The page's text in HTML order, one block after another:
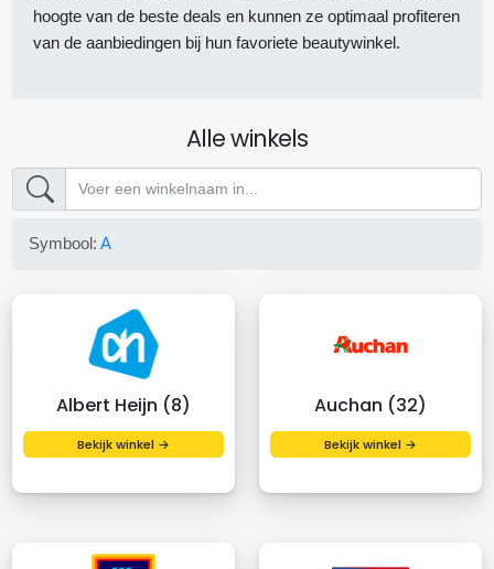
hoogte van de beste deals en kunnen ze optimaal profiteren
van de aanbiedingen bij hun favoriete beautywinkel.
Alle winkels
Symbool:A
Albert Heijn (8)
Bekijk winkel →
Auchan (32)
Bekijk winkel →